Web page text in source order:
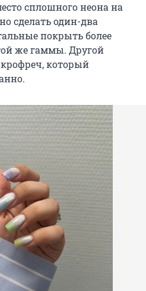
сплошного неона на
сделать один-два
покрыть более
же гаммы. Другой
который